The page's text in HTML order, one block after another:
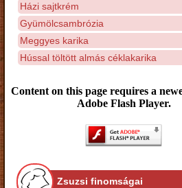
Házi sajtkrém
Gyümölcsambrózia
Meggyes karika
Hússal töltött almás céklakarika
Content on this page requires a
Adobe Flash Player.
Zsuzsi finomságai